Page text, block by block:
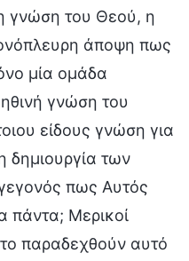
γνώση του Θεού, η
άποψη πως
μία ομάδα
γνώση του
είδους γνώση για
δημιουργία των
πως Αυτός
πάντα; Μερικοί
παραδεχθούν αυτό